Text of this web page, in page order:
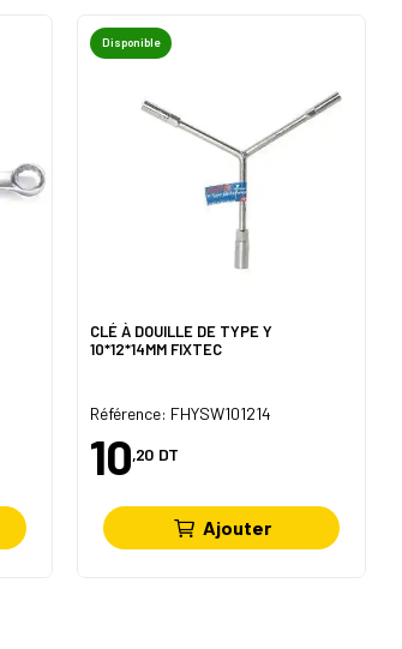
Disponible
CLÉ À DOUILLE DE TYPE Y
10*12*14MM FIXTEC
Référence: FHYSW101214
10,20 DT
Ajouter